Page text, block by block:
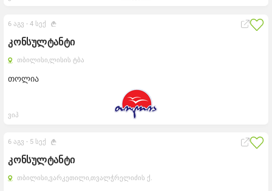
კონსულტანტი
თბილისი,ლისის ტბა
თოლია
6 აგვ -4 სექ
ვიპ
კონსულტანტი
თბილისი,ვარკეთილი,თვალჭრელიძის ქ.
6 აგვ - 5 სექ